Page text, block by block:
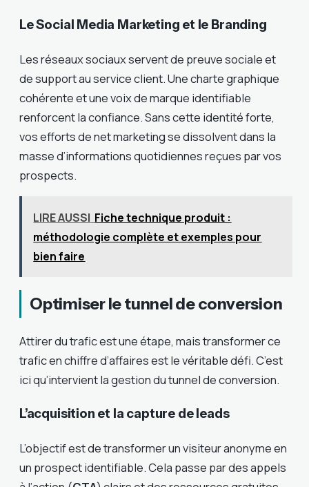
Le Social Media Marketing et le Branding
Les réseaux sociaux servent de preuve sociale et
de support au service client. Une charte graphique
cohérente et une voix de marque identifiable
renforcent la confiance. Sans cette identité forte,
vos efforts de net marketing se dissolvent dans la
masse d’informations quotidiennes reçues par vos
prospects.
LIRE AUSSI Fiche technique produit :
méthodologie complète et exemples pour
bien faire
Optimiser le tunnel de conversion
Attirer du trafic est une étape, mais transformer ce
trafic en chiffre d’affaires est le véritable défi. C’est
ici qu’intervient la gestion du tunnel de conversion.
L’acquisition et la capture de leads
L’objectif est de transformer un visiteur anonyme en
un prospect identifiable. Cela passe par des appels